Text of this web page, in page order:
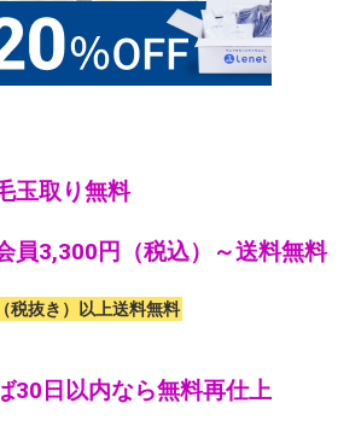
玉取り無料
員3,300円（税込）～送料無料
抜き）以上送料無料
30日以内なら無料再仕上